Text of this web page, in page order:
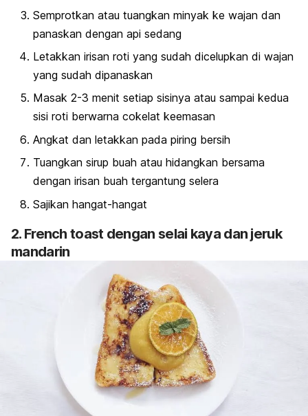
Semprotkan atau tuangkan minyak ke wajan dan
panaskan dengan api sedang
Letakkan irisan roti yang sudah dicelupkan di wajan
yang sudah dipanaskan
Masak 2-3 menit setiap sisinya atau sampai kedua
sisi roti berwarna cokelat keemasan
Angkat dan letakkan pada piring bersih
Tuangkan sirup buah atau hidangkan bersama
dengan irisan buah tergantung selera
Sajikan hangat-hangat
2. French toast dengan selai kaya dan jeruk
mandarin